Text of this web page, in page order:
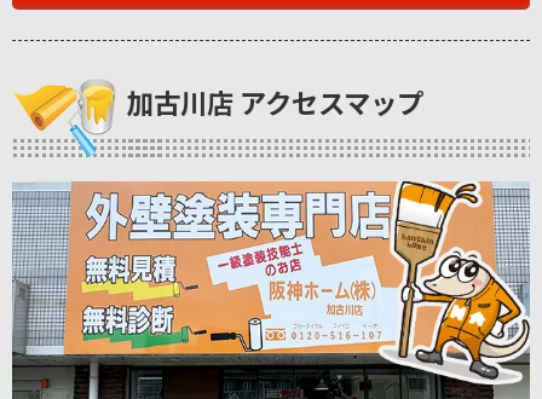
加古川店 アクセスマップ